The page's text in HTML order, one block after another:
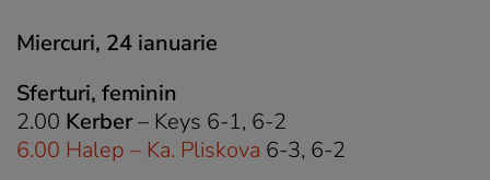
Miercuri, 24 ianuarie
Sferturi, feminin
2.00 Kerber– Keys 6-1, 6-2
6.00 Halep – Ka. Pliskova 6-3, 6-2